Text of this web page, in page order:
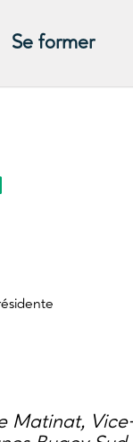
Se former
Matinat,